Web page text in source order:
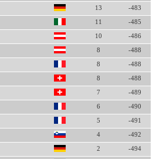
13 -483
11 -485
10 -486
8 -488
8 -488
8 -488
7 -489
6 -490
5 -491
4 -492
2 -494